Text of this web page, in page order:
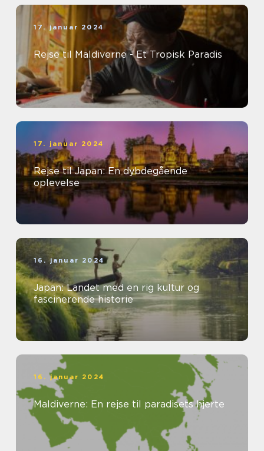
17. januar 2024
Rejse til Maldiverne - Et Tropisk Paradis
17. januar 2024
Rejse til Japan: En dybdegående
oplevelse
16. januar 2024
Japan: Landet med en rig kultur og
fascinerende historie
16. januar 2024
Maldiverne: En rejse til paradisets hjerte